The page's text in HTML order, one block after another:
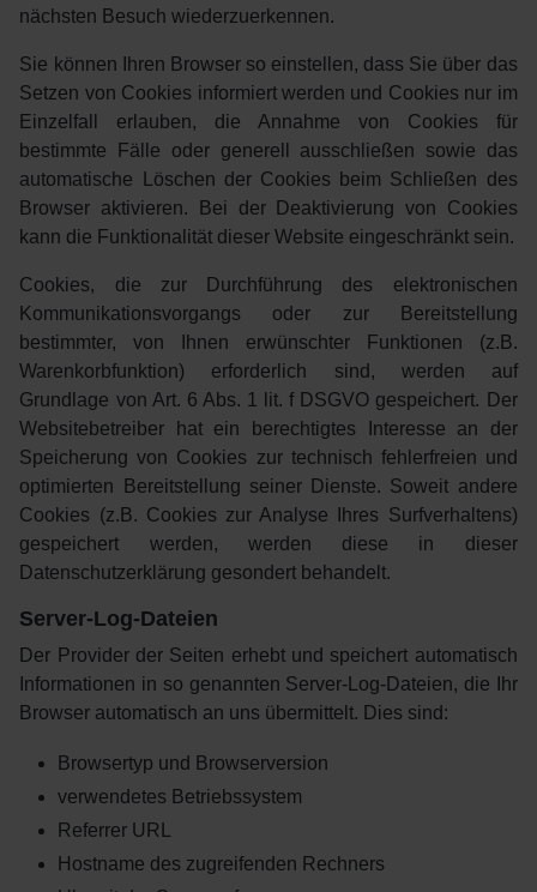
nächsten Besuch wiederzuerkennen.
Sie können Ihren Browser so einstellen, dass Sie über das
Setzen von Cookies informiert werden und Cookies nur im
Einzelfall erlauben, die Annahme von Cookies für
bestimmte Fälle oder generell ausschließen sowie das
automatische Löschen der Cookies beim Schließen des
Browser aktivieren. Bei der Deaktivierung von Cookies
kann die Funktionalität dieser Website eingeschränkt sein.
Cookies, die zur Durchführung des elektronischen
Kommunikationsvorgangs oder zur Bereitstellung
bestimmter, von Ihnen erwünschter Funktionen (z.B.
Warenkorbfunktion) erforderlich sind, werden auf
Grundlage von Art. 6 Abs. 1 lit. f DSGVO gespeichert. Der
Websitebetreiber hat ein berechtigtes Interesse an der
Speicherung von Cookies zur technisch fehlerfreien und
optimierten Bereitstellung seiner Dienste. Soweit andere
Cookies (z.B. Cookies zur Analyse Ihres Surfverhaltens)
gespeichert werden, werden diese in dieser
Datenschutzerklärung gesondert behandelt.
Server-Log-Dateien
Der Provider der Seiten erhebt und speichert automatisch
Informationen in so genannten Server-Log-Dateien, die Ihr
Browser automatisch an uns übermittelt. Dies sind:
Browsertyp und Browserversion
verwendetes Betriebssystem
Referrer URL
Hostname des zugreifenden Rechners